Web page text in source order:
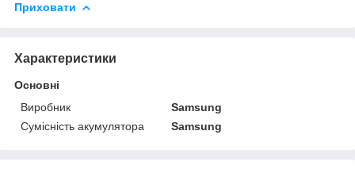
Приховати
Характеристики
Основні
Виробник
Samsung
Сумісність акумулятора
Samsung